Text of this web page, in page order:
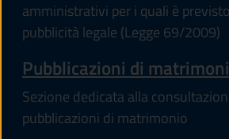
amministrativi per i quali è
pubblicità legale (Legge 69/2009)
Pubblicazioni di
Sezione dedicata alla
pubblicazioni di matrimonio